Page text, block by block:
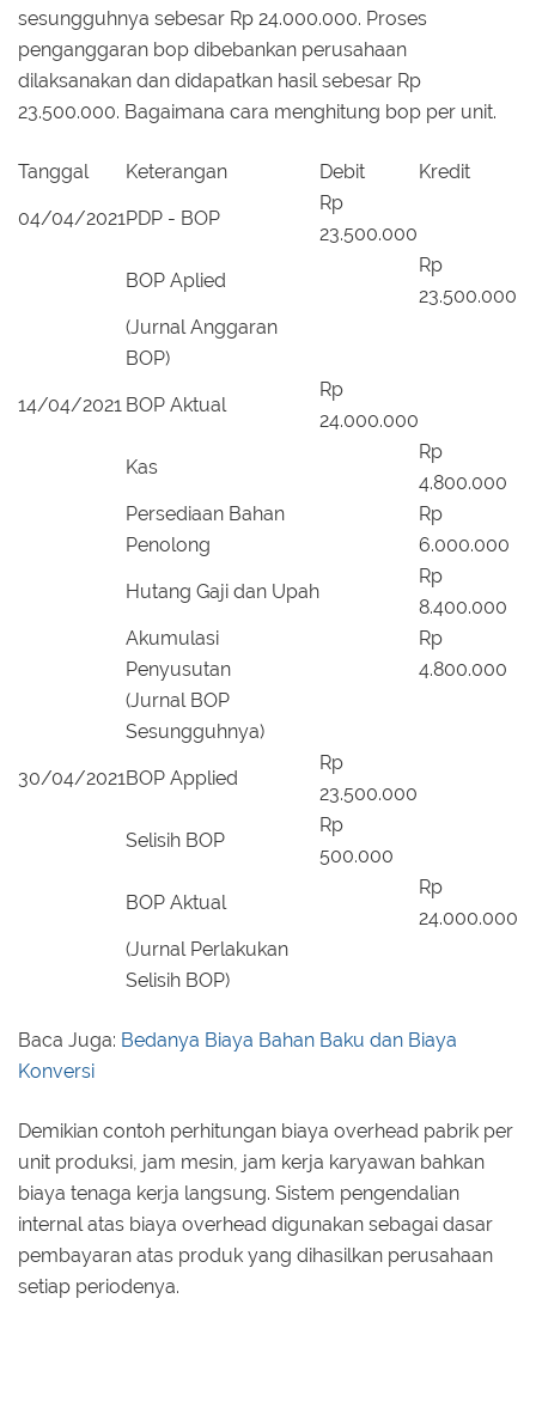
sesungguhnya sebesar Rp 24.000.000. Proses
penganggaran bop dibebankan perusahaan
dilaksanakan dan didapatkan hasil sebesar Rp
23.500.000. Bagaimana cara menghitung bop per unit.
Tanggal Keterangan Debit Kredit
04/04/2021PDP - BOP
Rp
23.500.000
BOP Aplied
Rp
23.500.000
(Jurnal Anggaran
BOP)
14/04/2021 BOP Aktual
Rp
24.000.000
Kas
Rp
4.800.000
Persediaan Bahan
Penolong
Rp
6.000.000
Hutang Gaji dan Upah
Rp
8.400.000
Akumulasi
Penyusutan
Rp
4.800.000
(Jurnal BOP
Sesungguhnya)
30/04/2021BOP Applied
Rp
23.500.000
Selisih BOP
Rp
500.000
BOP Aktual
Rp
24.000.000
(Jurnal Perlakukan
Selisih BOP)
Baca Juga: Bedanya Biaya Bahan Baku dan Biaya
Konversi
Demikian contoh perhitungan biaya overhead pabrik per
unit produksi, jam mesin, jam kerja karyawan bahkan
biaya tenaga kerja langsung. Sistem pengendalian
internal atas biaya overhead digunakan sebagai dasar
pembayaran atas produk yang dihasilkan perusahaan
setiap periodenya.